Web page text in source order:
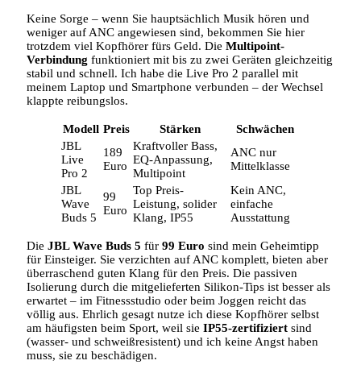
Keine Sorge – wenn Sie hauptsächlich Musik hören und
weniger auf ANC angewiesen sind, bekommen Sie hier
trotzdem viel Kopfhörer fürs Geld. Die Multipoint-
Verbindung funktioniert mit bis zu zwei Geräten gleichzeitig
stabil und schnell. Ich habe die Live Pro 2 parallel mit
meinem Laptop und Smartphone verbunden – der Wechsel
klappte reibungslos.
Modell Preis Stärken
Schwächen
JBL
Live
Pro 2
189
Euro
Kraftvoller Bass,
EQ-Anpassung,
Multipoint
ANC nur
Mittelklasse
JBL
Wave
Buds 5
99
Euro
Top Preis-
Leistung, solider
Klang, IP55
Kein ANC,
einfache
Ausstattung
Die JBL Wave Buds 5 für 99 Euro sind mein Geheimtipp
für Einsteiger. Sie verzichten auf ANC komplett, bieten aber
überraschend guten Klang für den Preis. Die passiven
Isolierung durch die mitgelieferten Silikon-Tips ist besser als
erwartet – im Fitnessstudio oder beim Joggen reicht das
völlig aus. Ehrlich gesagt nutze ich diese Kopfhörer selbst
am häufigsten beim Sport, weil sie IP55-zertifiziert sind
(wasser- und schweißresistent) und ich keine Angst haben
muss, sie zu beschädigen.